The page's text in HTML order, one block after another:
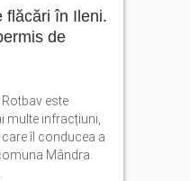
în weekend la
Muzică live, anii
distracție
europene pentru
dedicat celor care
își transforme ideile
pentru plafonarea
flăcări în Ileni.
de
este
multe infracțiuni,
îl conducea a
Mândra.